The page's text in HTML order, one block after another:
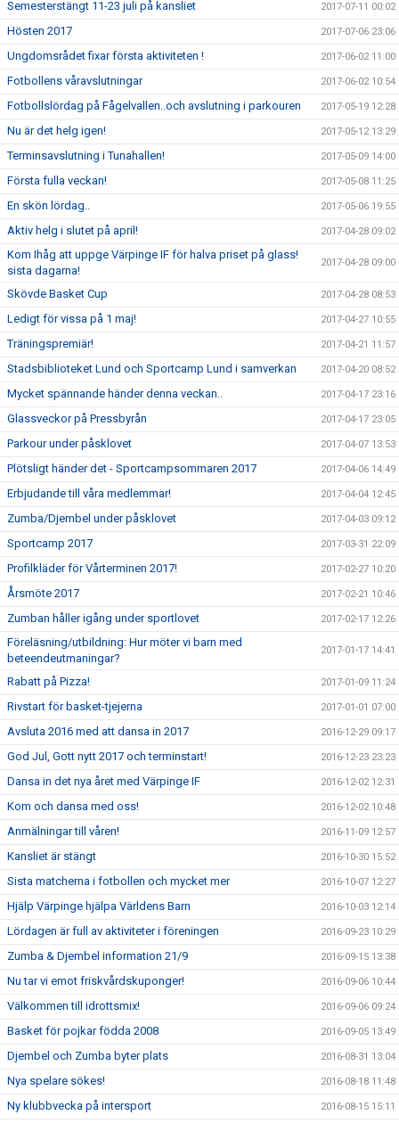
Semesterstängt 11-23 juli på kansliet 2017-07-11 00:02
Hösten 2017 2017-07-06 23:06
Ungdomsrådet fixar första aktiviteten ! 2017-06-02 11:00
Fotbollens våravslutningar 2017-06-02 10:54
Fotbollslördag på Fågelvallen..och avslutning i parkouren 2017-05-19 12:28
Nu är det helg igen! 2017-05-12 13:29
Terminsavslutning i Tunahallen! 2017-05-09 14:00
Första fulla veckan! 2017-05-08 11:25
En skön lördag.. 2017-05-06 19:55
Aktiv helg i slutet på april! 2017-04-28 09:02
Kom Ihåg att uppge Värpinge IF för halva priset på glass!
sista dagarna!
2017-04-28 09:00
Skövde Basket Cup 2017-04-28 08:53
Ledigt för vissa på 1 maj! 2017-04-27 10:55
Träningspremiär! 2017-04-21 11:57
Stadsbiblioteket Lund och Sportcamp Lund i samverkan 2017-04-20 08:52
Mycket spännande händer denna veckan.. 2017-04-17 23:16
Glassveckor på Pressbyrån 2017-04-17 23:05
Parkour under påsklovet 2017-04-07 13:53
Plötsligt händer det - Sportcampsommaren 2017 2017-04-06 14:49
Erbjudande till våra medlemmar! 2017-04-04 12:45
Zumba/Djembel under påsklovet 2017-04-03 09:12
Sportcamp 2017 2017-03-31 22:09
Profilkläder för Vårterminen 2017! 2017-02-27 10:20
Årsmöte 2017 2017-02-21 10:46
Zumban håller igång under sportlovet 2017-02-17 12:26
Föreläsning/utbildning: Hur möter vi barn med
beteendeutmaningar?
2017-01-17 14:41
Rabatt på Pizza! 2017-01-09 11:24
Rivstart för basket-tjejerna 2017-01-01 07:00
Avsluta 2016 med att dansa in 2017 2016-12-29 09:17
God Jul, Gott nytt 2017 och terminstart! 2016-12-23 23:23
Dansa in det nya året med Värpinge IF 2016-12-02 12:31
Kom och dansa med oss! 2016-12-02 10:48
Anmälningar till våren! 2016-11-09 12:57
Kansliet är stängt 2016-10-30 15:52
Sista matcherna i fotbollen och mycket mer 2016-10-07 12:27
Hjälp Värpinge hjälpa Världens Barn 2016-10-03 12:14
Lördagen är full av aktiviteter i föreningen 2016-09-23 10:29
Zumba & Djembel information 21/9 2016-09-15 13:38
Nu tar vi emot friskvårdskuponger! 2016-09-06 10:44
Välkommen till idrottsmix! 2016-09-06 09:24
Basket för pojkar födda 2008 2016-09-05 13:49
Djembel och Zumba byter plats 2016-08-31 13:04
Nya spelare sökes! 2016-08-18 11:48
Ny klubbvecka på intersport 2016-08-15 15:11